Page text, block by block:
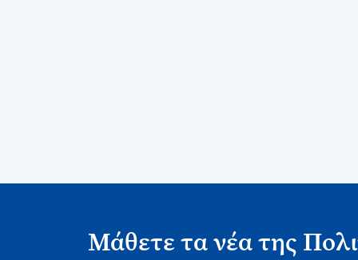
Μάθετε τα νέα της